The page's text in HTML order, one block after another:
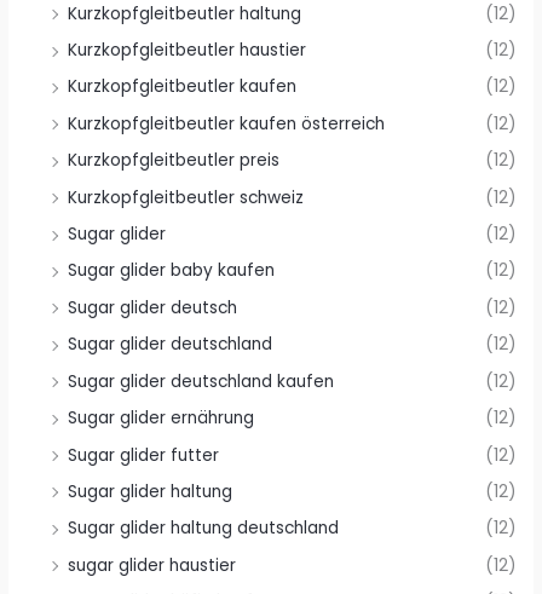
Kurzkopfgleitbeutler haltung
(12)
Kurzkopfgleitbeutler haustier
(12)
Kurzkopfgleitbeutler kaufen
(12)
Kurzkopfgleitbeutler kaufen österreich
(12)
Kurzkopfgleitbeutler preis
(12)
Kurzkopfgleitbeutler schweiz
(12)
Sugar glider
(12)
Sugar glider baby kaufen
(12)
Sugar glider deutsch
(12)
Sugar glider deutschland
(12)
Sugar glider deutschland kaufen
(12)
Sugar glider ernährung
(12)
Sugar glider futter
(12)
Sugar glider haltung
(12)
Sugar glider haltung deutschland
(12)
sugar glider haustier
(12)